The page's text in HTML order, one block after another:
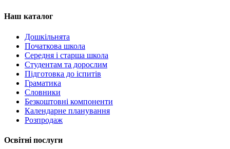
Наш каталог
Дошкільнята
Початкова школа
Середня і старша школа
Студентам та дорослим
Підготовка до іспитів
Граматика
Словники
Безкоштовні компоненти
Календарне планування
Розпродаж
Освітні послуги